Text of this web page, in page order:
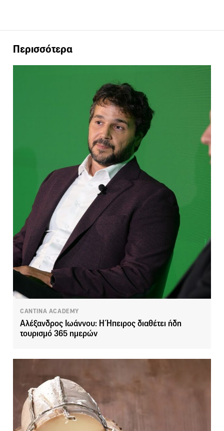
Περισσότερα
CANTINA ACADEMY
Αλέξανδρος Ιωάννου: Η Ήπειρος διαθέτει ήδη
τουρισμό 365 ημερών